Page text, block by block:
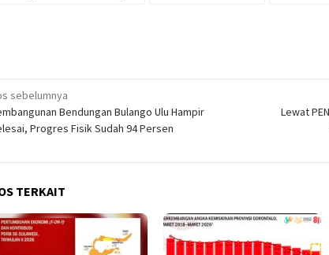
sebelumnya
Bendungan Bulango Ulu Hampir
Progres Fisik Sudah 94 Persen
Lewat
TERKAIT